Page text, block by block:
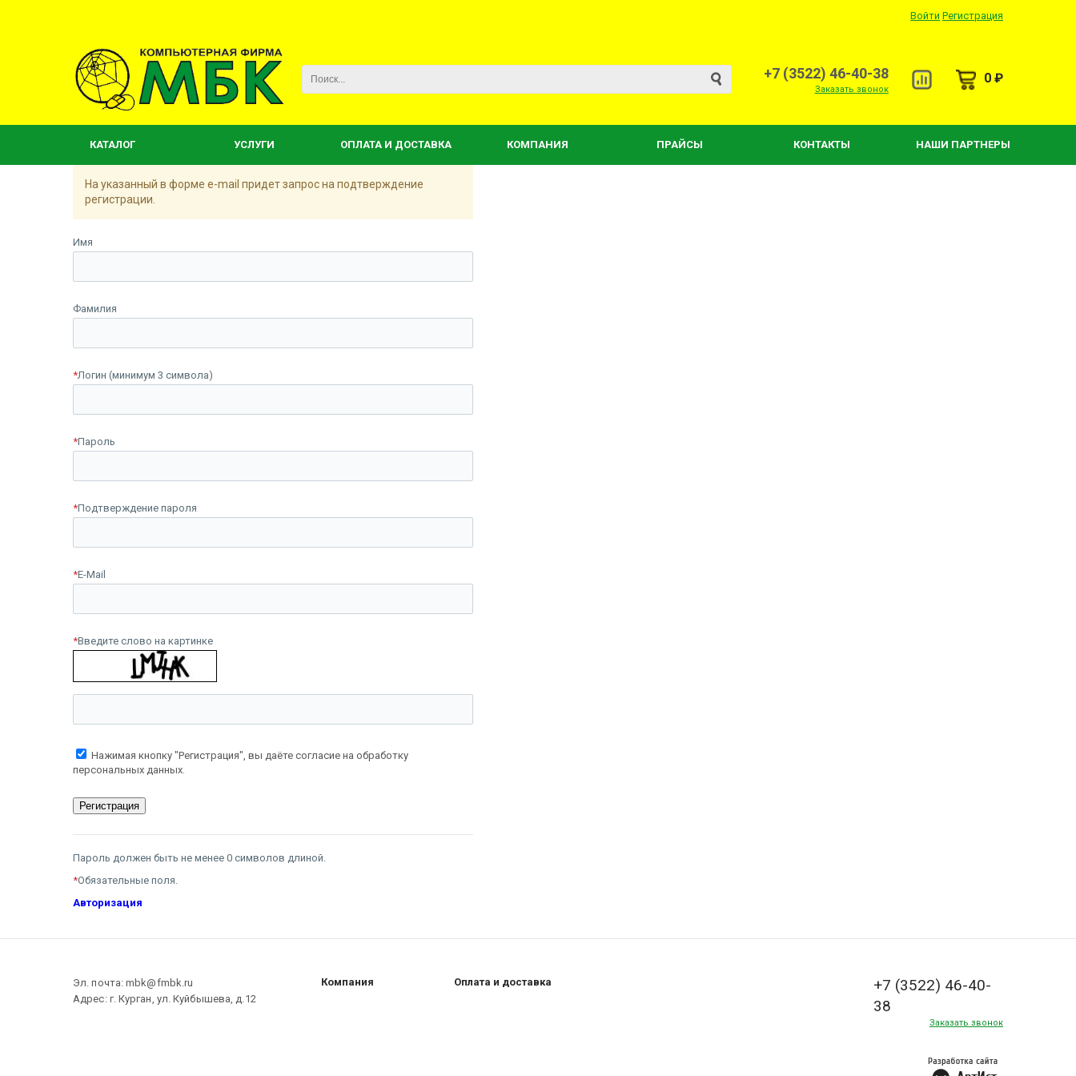
Войти Регистрация
+7 (3522) 46-40-38
Заказать звонок
0 ₽
КАТАЛОГ УСЛУГИ ОПЛАТА И ДОСТАВКА КОМПАНИЯ ПРАЙСЫ КОНТАКТЫ НАШИ ПАРТНЕРЫ
На указанный в форме e-mail придет запрос на подтверждение
регистрации.
Имя
Фамилия
*Логин (минимум 3 символа)
*Пароль
*Подтверждение пароля
*E-Mail
*Введите слово на картинке
Нажимая кнопку "Регистрация", вы даёте согласие на обработку
персональных данных.
Пароль должен быть не менее 0 символов длиной.
*Обязательные поля.
Авторизация
Эл. почта: mbk@fmbk.ru
Адрес: г. Курган, ул. Куйбышева, д.12
Компания Оплата и доставка
+7 (3522) 46-40-
38
Заказать звонок